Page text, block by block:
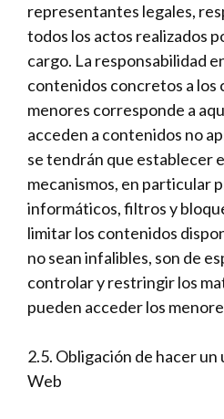
representantes legales,
todos los actos realizados
cargo. La responsabilidad
contenidos concretos a los
menores corresponde a
acceden a contenidos no
se tendrán que establecer
mecanismos, en particular
informáticos, filtros y
limitar los contenidos
no sean infalibles, son de
controlar y restringir los
pueden acceder los
2.5. Obligación de hacer
Web